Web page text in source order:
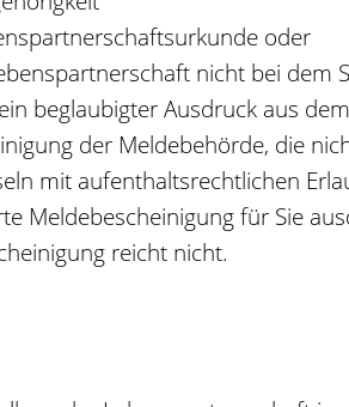
oder
nicht bei
beglaubigter Ausdruck aus
der Meldebehörde, die
mit aufenthaltsrechtlichen
Meldebescheinigung für Sie
reicht nicht.